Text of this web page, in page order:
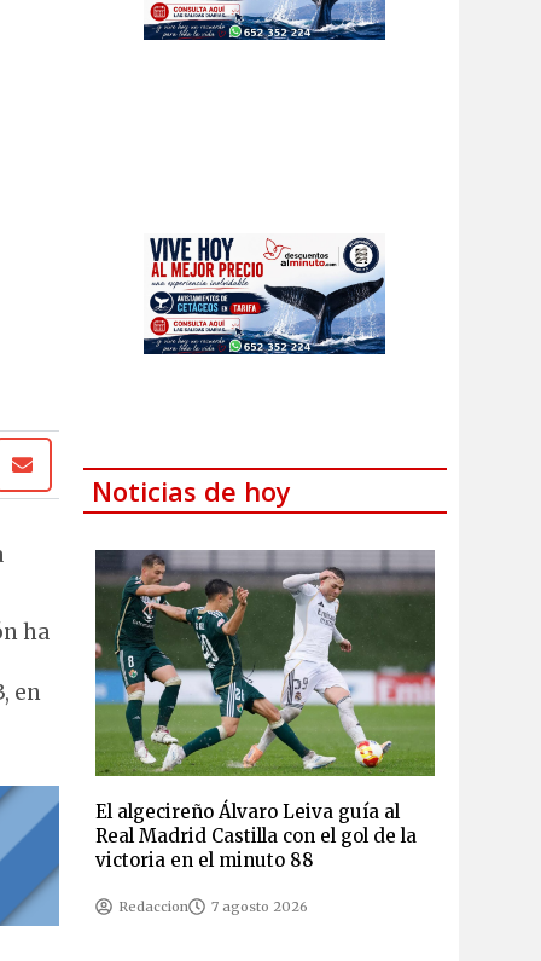
ha
en
Noticias de hoy
El algecireño Álvaro Leiva guía al
Real Madrid Castilla con el gol de la
victoria en el minuto 88
Redaccion 7 agosto 2026